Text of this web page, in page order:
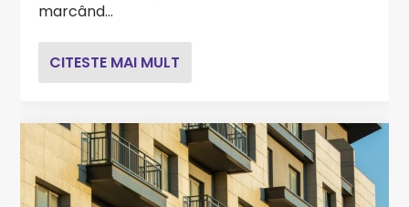
marcând...
CITESTE MAI MULT